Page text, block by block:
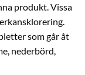
produkt. Vissa
som går åt
nederbörd,